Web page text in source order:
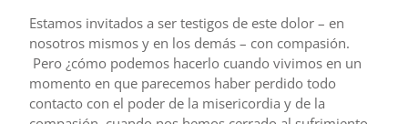
Estamos invitados a ser testigos de este dolor – en
nosotros mismos y en los demás – con compasión.
Pero ¿cómo podemos hacerlo cuando vivimos en un
momento en que parecemos haber perdido todo
contacto con el poder de la misericordia y de la